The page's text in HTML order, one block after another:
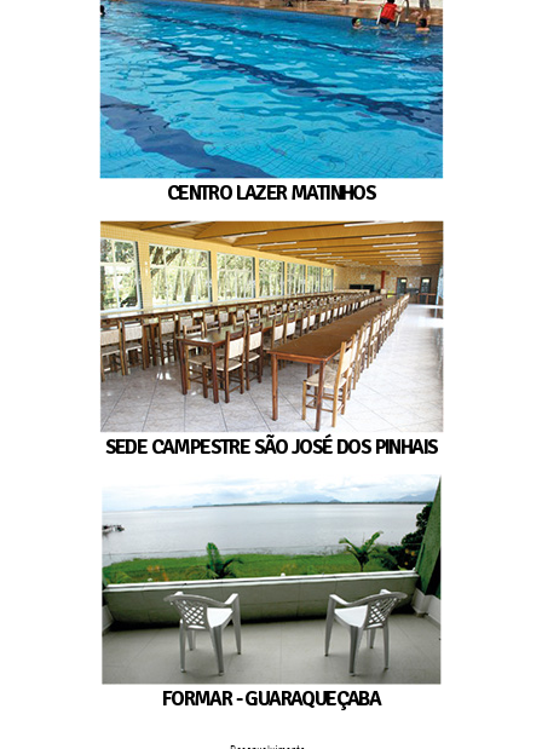
CENTRO LAZER MATINHOS
SEDE CAMPESTRE SÃO JOSÉ DOS PINHAIS
FORMAR - GUARAQUEÇABA